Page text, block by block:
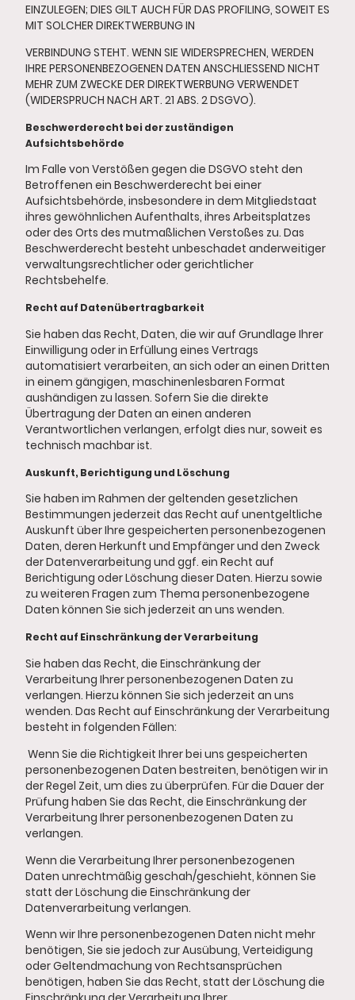
EINZULEGEN; DIES GILT AUCH FÜR DAS PROFILING, SOWEIT ES
MIT SOLCHER DIREKTWERBUNG IN
VERBINDUNG STEHT. WENN SIE WIDERSPRECHEN, WERDEN
IHRE PERSONENBEZOGENEN DATEN ANSCHLIESSEND NICHT
MEHR ZUM ZWECKE DER DIREKTWERBUNG VERWENDET
(WIDERSPRUCH NACH ART. 21 ABS. 2 DSGVO).
Beschwerderecht bei der zuständigen
Aufsichtsbehörde
Im Falle von Verstößen gegen die DSGVO steht den
Betroffenen ein Beschwerderecht bei einer
Aufsichtsbehörde, insbesondere in dem Mitgliedstaat
ihres gewöhnlichen Aufenthalts, ihres Arbeitsplatzes
oder des Orts des mutmaßlichen Verstoßes zu. Das
Beschwerderecht besteht unbeschadet anderweitiger
verwaltungsrechtlicher oder gerichtlicher
Rechtsbehelfe.
Recht auf Datenübertragbarkeit
Sie haben das Recht, Daten, die wir auf Grundlage Ihrer
Einwilligung oder in Erfüllung eines Vertrags
automatisiert verarbeiten, an sich oder an einen Dritten
in einem gängigen, maschinenlesbaren Format
aushändigen zu lassen. Sofern Sie die direkte
Übertragung der Daten an einen anderen
Verantwortlichen verlangen, erfolgt dies nur, soweit es
technisch machbar ist.
Auskunft, Berichtigung und Löschung
Sie haben im Rahmen der geltenden gesetzlichen
Bestimmungen jederzeit das Recht auf unentgeltliche
Auskunft über Ihre gespeicherten personenbezogenen
Daten, deren Herkunft und Empfänger und den Zweck
der Datenverarbeitung und ggf. ein Recht auf
Berichtigung oder Löschung dieser Daten. Hierzu sowie
zu weiteren Fragen zum Thema personenbezogene
Daten können Sie sich jederzeit an uns wenden.
Recht auf Einschränkung der Verarbeitung
Sie haben das Recht, die Einschränkung der
Verarbeitung Ihrer personenbezogenen Daten zu
verlangen. Hierzu können Sie sich jederzeit an uns
wenden. Das Recht auf Einschränkung der Verarbeitung
besteht in folgenden Fällen:
Wenn Sie die Richtigkeit Ihrer bei uns gespeicherten
personenbezogenen Daten bestreiten, benötigen wir in
der Regel Zeit, um dies zu überprüfen. Für die Dauer der
Prüfung haben Sie das Recht, die Einschränkung der
Verarbeitung Ihrer personenbezogenen Daten zu
verlangen.
Wenn die Verarbeitung Ihrer personenbezogenen
Daten unrechtmäßig geschah/geschieht, können Sie
statt der Löschung die Einschränkung der
Datenverarbeitung verlangen.
Wenn wir Ihre personenbezogenen Daten nicht mehr
benötigen, Sie sie jedoch zur Ausübung, Verteidigung
oder Geltendmachung von Rechtsansprüchen
benötigen, haben Sie das Recht, statt der Löschung die